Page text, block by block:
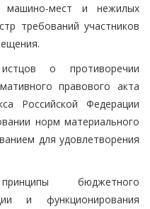
машино-мест и нежилых
требований участников
о противоречии
правового акта
Российской Федерации
норм материального
для удовлетворения
бюджетного
и функционирования